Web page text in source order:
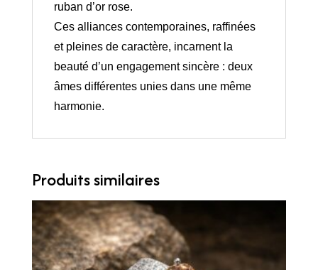
ruban d’or rose.
Ces alliances contemporaines, raffinées
et pleines de caractère, incarnent la
beauté d’un engagement sincère : deux
âmes différentes unies dans une même
harmonie.
Produits similaires